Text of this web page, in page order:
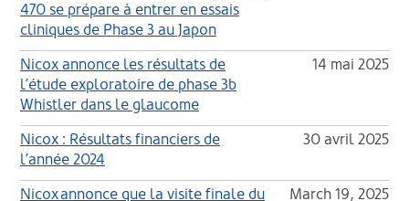
470 se prépare à entrer en essais
cliniques de Phase 3 au Japon
Nicox annonce les résultats de
l’étude exploratoire de phase 3b
Whistler dans le glaucome
14 mai 2025
Nicox : Résultats financiers de
l’année 2024
30 avril 2025
Nicox annonce que la visite finale du
March 19, 2025